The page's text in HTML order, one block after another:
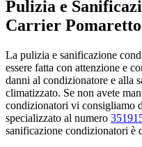
Pulizia e
Carrier Pomaretto
La pulizia e sanificazione
essere fatta con attenzione e
danni al condizionatore e alla
climatizzato. Se non avete
condizionatori vi consigliamo
specializzato al numero
sanificazione condizionatori è